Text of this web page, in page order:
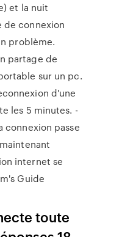
et la nuit
de connexion
problème.
partage de
sur un pc.
d'une
les 5 minutes. -
connexion passe
internet se
Guide
toute